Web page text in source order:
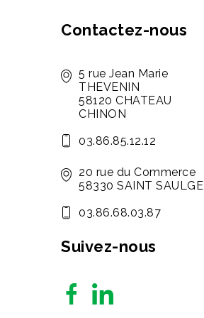
Contactez-nous
5 rue Jean Marie
THEVENIN
58120 CHATEAU
CHINON
03.86.85.12.12
20 rue du Commerce
58330 SAINT SAULGE
03.86.68.03.87
Suivez-nous